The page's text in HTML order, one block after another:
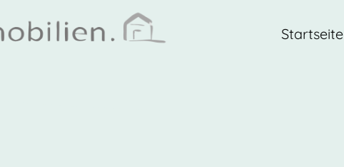
Startseite